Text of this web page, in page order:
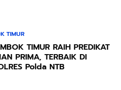
TIMUR
TIMUR RAIH PREDIKAT
PRIMA, TERBAIK DI
Polda NTB